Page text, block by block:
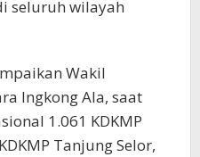
seluruh wilayah
Wakil
Ingkong Ala, saat
1.061 KDKMP
Tanjung Selor,